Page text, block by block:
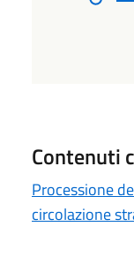
Contenuti
Processione
circolazione